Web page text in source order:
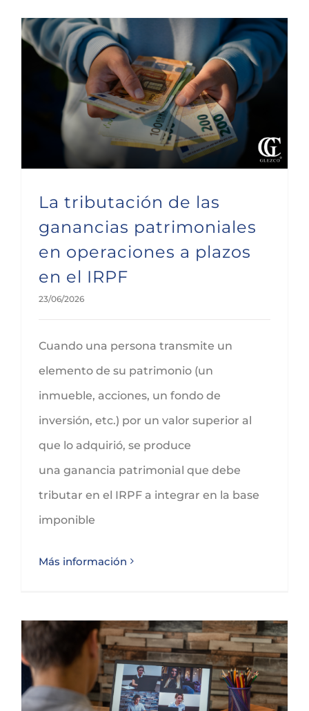
La tributación de las
ganancias patrimoniales
en operaciones a plazos
en el IRPF
23/06/2026
Cuando una persona transmite un
elemento de su patrimonio (un
inmueble, acciones, un fondo de
inversión, etc.) por un valor superior al
que lo adquirió, se produce
una ganancia patrimonial que debe
tributar en el IRPF a integrar en la base
imponible
Más información